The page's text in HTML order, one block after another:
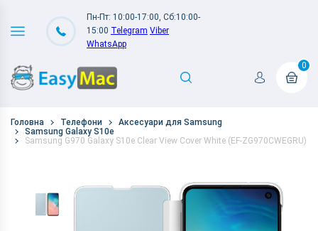
Пн-Пт: 10:00-17:00, Сб:10:00-
15:00 Telegram Viber
WhatsApp
0
Головна Телефони
Аксесуари для Samsung
Samsung Galaxy S10e
Samsung G970 Galaxy S10e Clear View Cover White (EF-ZG970CWEGRU)